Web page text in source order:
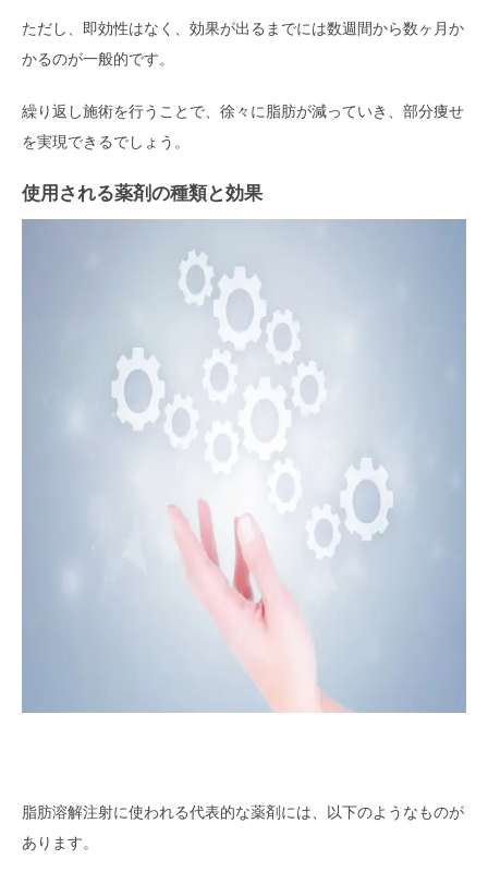
ただし、即効性はなく、効果が出るまでには数週間から数ヶ月か
かるのが一般的です。
繰り返し施術を行うことで、徐々に脂肪が減っていき、部分痩せ
を実現できるでしょう。
使用される薬剤の種類と効果
脂肪溶解注射に使われる代表的な薬剤には、以下のようなものが
あります。